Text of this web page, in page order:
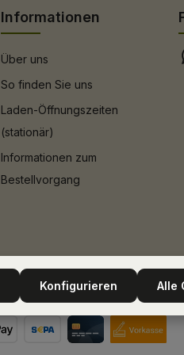
Informationen
Über uns
So finden Sie uns
Laden-Öffnungszeiten
(stationär)
Informationen zum
Bestellvorgang
Konfigurieren Alle